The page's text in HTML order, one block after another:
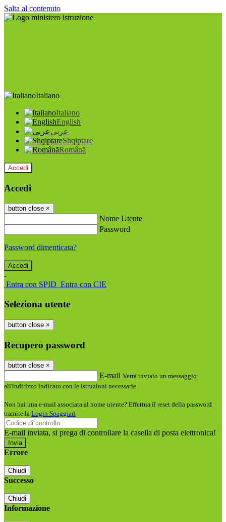
Salta al contenuto
Italiano
Italiano
English
عربى
Shqiptare
Română
Accedi
Accedi
button close ×
Nome Utente
Password
Password dimenticata?
-
Entra con SPID Entra con CIE
Seleziona utente
button close ×
Recupero password
button close ×
E-mail Verrà inviato un messaggio
all'indirizzo indicato con le istruzioni necessarie.
Non hai una e-mail associata al nome utente? Effettua il reset della password
tramite la Login Spaggiari
E-mail inviata, si prega di controllare la casella di posta elettronica!
Errore
Chiudi
Successo
Chiudi
Informazione